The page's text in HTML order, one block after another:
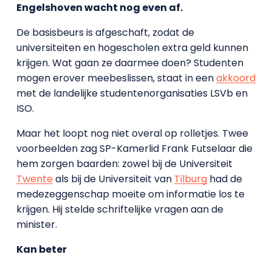
Engelshoven wacht nog even af.
De basisbeurs is afgeschaft, zodat de
universiteiten en hogescholen extra geld kunnen
krijgen. Wat gaan ze daarmee doen? Studenten
mogen erover meebeslissen, staat in eenakkoord
met de landelijke studentenorganisaties LSVb en
ISO.
Maar het loopt nog niet overal op rolletjes. Twee
voorbeelden zag SP-Kamerlid Frank Futselaar die
hem zorgen baarden: zowel bij de Universiteit
Twenteals bij de Universiteit van Tilburghad de
medezeggenschap moeite om informatie los te
krijgen. Hij stelde schriftelijke vragen aan de
minister.
Kan beter